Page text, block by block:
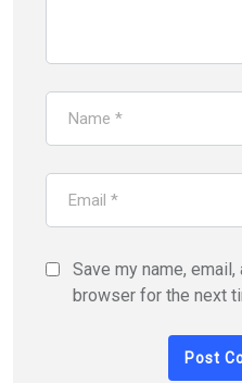
Save my name,
browser for the next